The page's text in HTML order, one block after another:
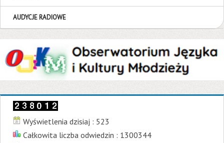
AUDYCJE RADIOWE
Wyświetlenia dzisiaj : 523
Całkowita liczba odwiedzin : 1300344